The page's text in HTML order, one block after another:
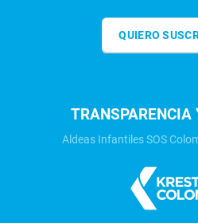
QUIERO
Aldeas Infantiles SOS